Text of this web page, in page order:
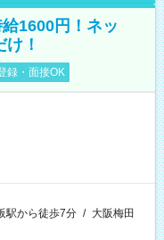
1600円！ネッ
！
録・面接OK
駅から徒歩7分 / 大阪梅田